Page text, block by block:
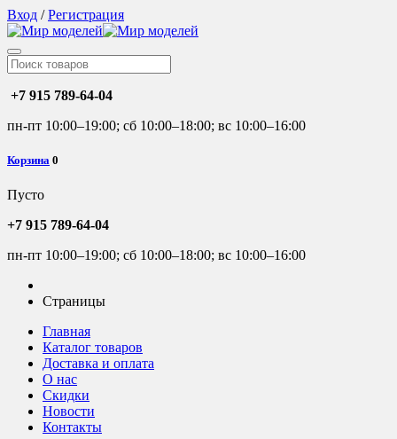
Вход /Регистрация
+7 915 789-64-04
пн-пт 10:00–19:00; сб 10:00–18:00; вс 10:00–16:00
Корзина 0
Пусто
+7 915 789-64-04
пн-пт 10:00–19:00; сб 10:00–18:00; вс 10:00–16:00
Страницы
Главная
Каталог товаров
Доставка и оплата
О нас
Скидки
Новости
Контакты